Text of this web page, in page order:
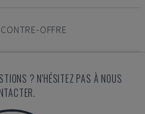
OFFRE
? N'HÉSITEZ PAS À NOUS